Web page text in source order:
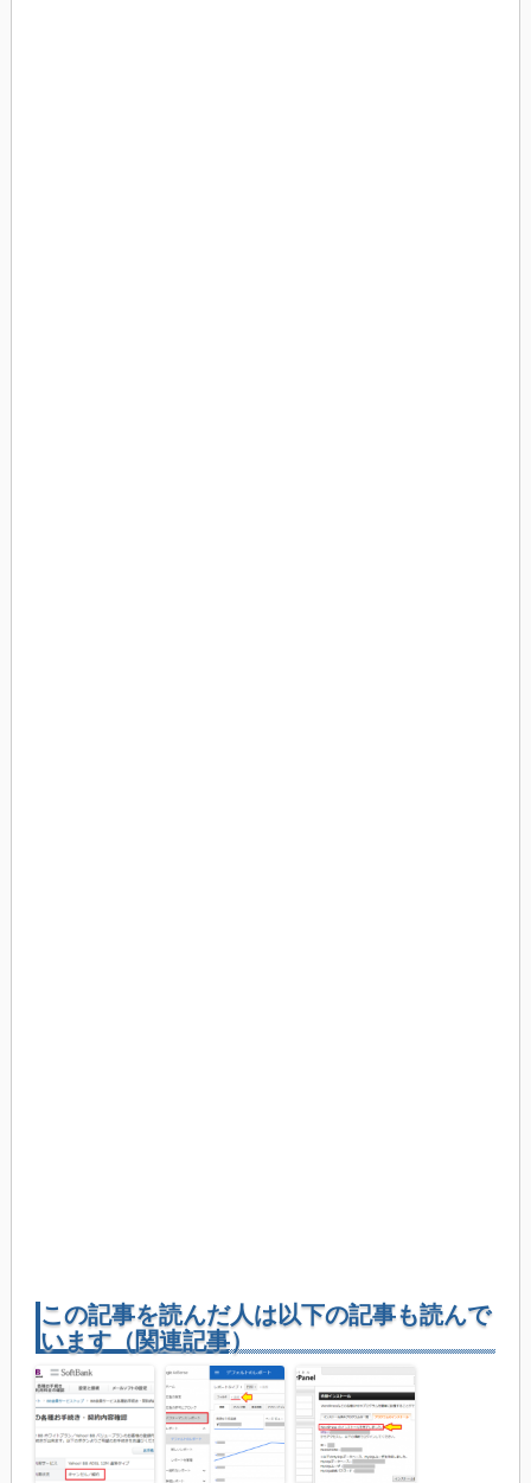
この記事を読んだ人は以下の記事も読んで
います（関連記事）